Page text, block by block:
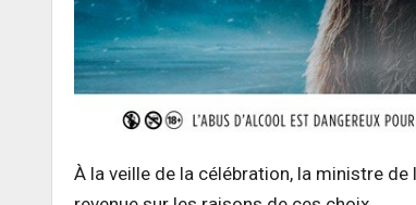
À la veille de la célébration, la ministre